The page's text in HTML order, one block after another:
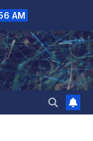
AM